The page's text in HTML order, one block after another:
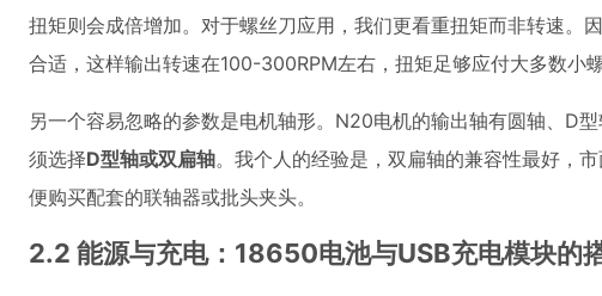
扭矩则会成倍增加。对于螺丝刀应用，我们更看重扭矩而非转速。
合适，这样输出转速在100-300RPM左右，扭矩足够应付大多数小
另一个容易忽略的参数是电机轴形。N20电机的输出轴有圆轴、D
须选择D型轴或双扁轴。我个人的经验是，双扁轴的兼容性最好，
便购买配套的联轴器或批头夹头。
2.2 能源与充电：18650电池与USB充电模块的